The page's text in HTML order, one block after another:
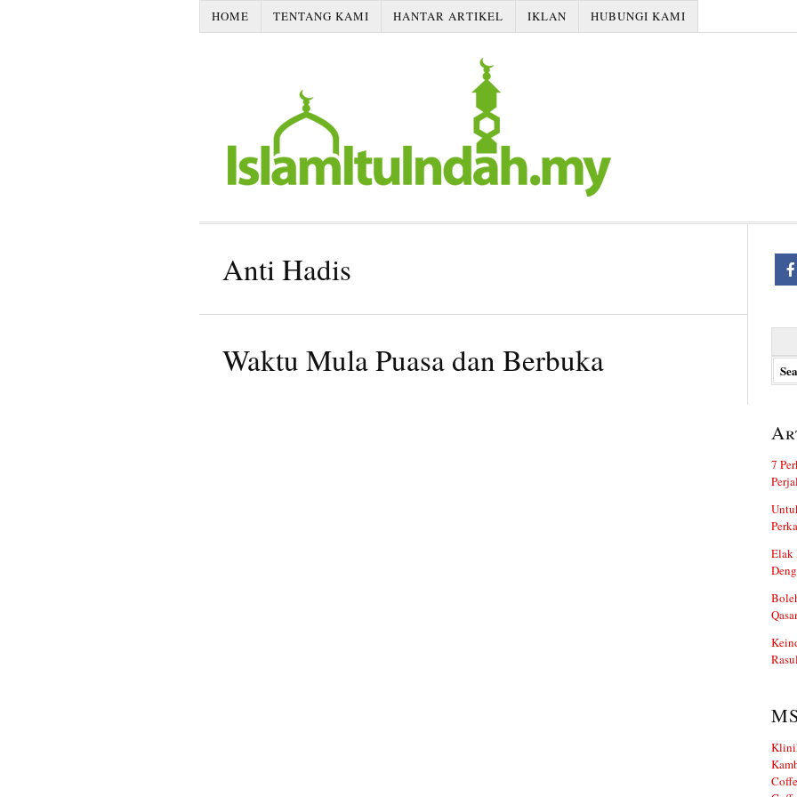
HOME TENTANG KAMI HANTAR ARTIKEL IKLAN HUBUNGI KAMI
Anti Hadis
Waktu Mula Puasa dan Berbuka
7
Elak